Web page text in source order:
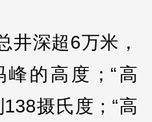
井深超6万米，
的高度；“高
摄氏度；“高